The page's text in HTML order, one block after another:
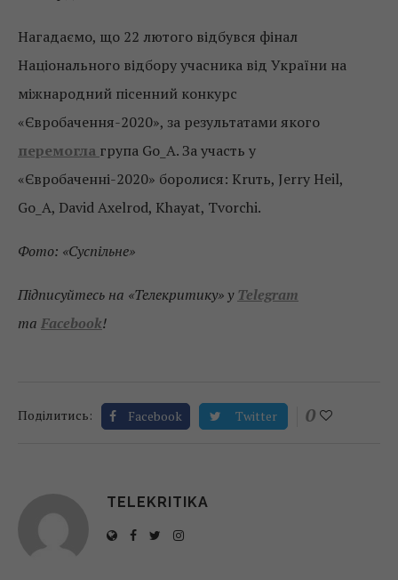
Нагадаємо, що 22 лютого відбувся фінал
Національного відбору учасника від України на
міжнародний пісенний конкурс
«Євробачення-2020», за результатами якого
перемогла група Go_A. За участь у
«Євробаченні-2020» боролися: Kruть, Jerry Heil,
Go_A, David Axelrod, Khayat, Tvorchi.
Фото: «Суспільне»
Підписуйтесь на «Телекритику» у Telegram
та Facebook!
Поділитись: Facebook Twitter 0
TELEKRITIKA